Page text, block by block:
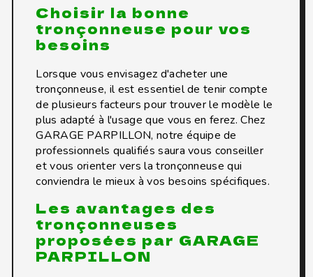
Choisir la bonne
tronçonneuse pour vos
besoins
Lorsque vous envisagez d'acheter une
tronçonneuse, il est essentiel de tenir compte
de plusieurs facteurs pour trouver le modèle le
plus adapté à l'usage que vous en ferez. Chez
GARAGE PARPILLON, notre équipe de
professionnels qualifiés saura vous conseiller
et vous orienter vers la tronçonneuse qui
conviendra le mieux à vos besoins spécifiques.
Les avantages des
tronçonneuses
proposées par GARAGE
PARPILLON